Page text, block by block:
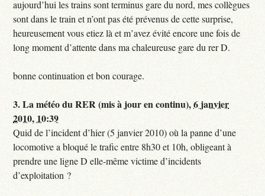
aujourd’hui les trains sont terminus gare du nord, mes collègues
sont dans le train et n’ont pas été prévenus de cette surprise,
heureusement vous etiez là et m’avez évité encore une fois de
long moment d’attente dans ma chaleureuse gare du rer D.
bonne continuation et bon courage.
3.La météo du RER (mis à jour en continu),6 janvier
2010, 10:39
Quid de l’incident d’hier (5 janvier 2010) où la panne d’une
locomotive a bloqué le trafic entre 8h30 et 10h, obligeant à
prendre une ligne D elle-même victime d’incidents
d’exploitation ?